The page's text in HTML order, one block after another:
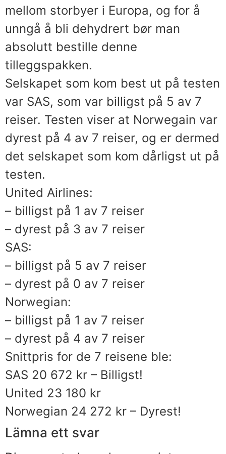
mellom storbyer i Europa, og for å
unngå å bli dehydrert bør man
absolutt bestille denne
tilleggspakken.
Selskapet som kom best ut på testen
var SAS, som var billigst på 5 av 7
reiser. Testen viser at Norwegain var
dyrest på 4 av 7 reiser, og er dermed
det selskapet som kom dårligst ut på
testen.
United Airlines:
– billigst på 1 av 7 reiser
– dyrest på 3 av 7 reiser
SAS:
– billigst på 5 av 7 reiser
– dyrest på 0 av 7 reiser
Norwegian:
– billigst på 1 av 7 reiser
– dyrest på 4 av 7 reiser
Snittpris for de 7 reisene ble:
SAS 20 672 kr – Billigst!
United 23 180 kr
Norwegian 24 272 kr – Dyrest!
Lämna ett svar